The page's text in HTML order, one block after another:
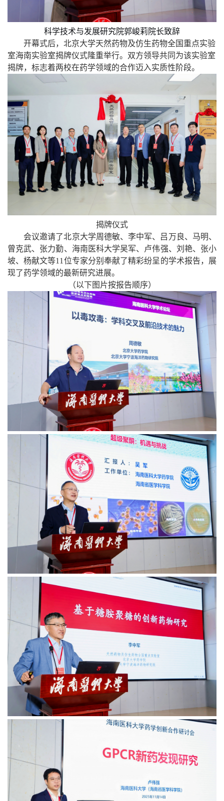
科学技术与发展研究院郭峻莉院长致辞
开幕式后，北京大学天然药物及仿生药物全国重点实验
室海南实验室揭牌仪式隆重举行。双方领导共同为该实验室
揭牌，标志着两校在药学领域的合作迈入实质性阶段。
揭牌仪式
会议邀请了北京大学周德敏、李中军、吕万良、马明、
曾克武、张力勤、海南医科大学吴军、卢伟强、刘艳、张小
坡、杨献文等11位专家分别 奉献了精彩纷呈的学术报告，展
现了药学领域的最新研究进展。
（以下图片按报告顺序）